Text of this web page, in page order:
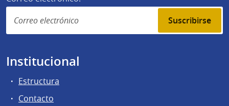
Suscribirse
Institucional
Estructura
Contacto